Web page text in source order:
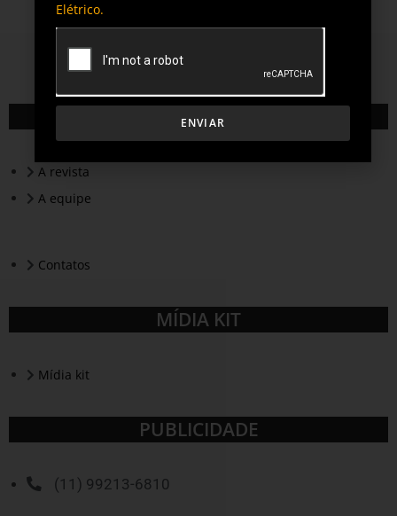
QUEM SOMOS
A revista
A equipe
Contatos
MÍDIA KIT
Mídia kit
PUBLICIDADE
(11) 99213-6810
Elétrico.
ENVIAR